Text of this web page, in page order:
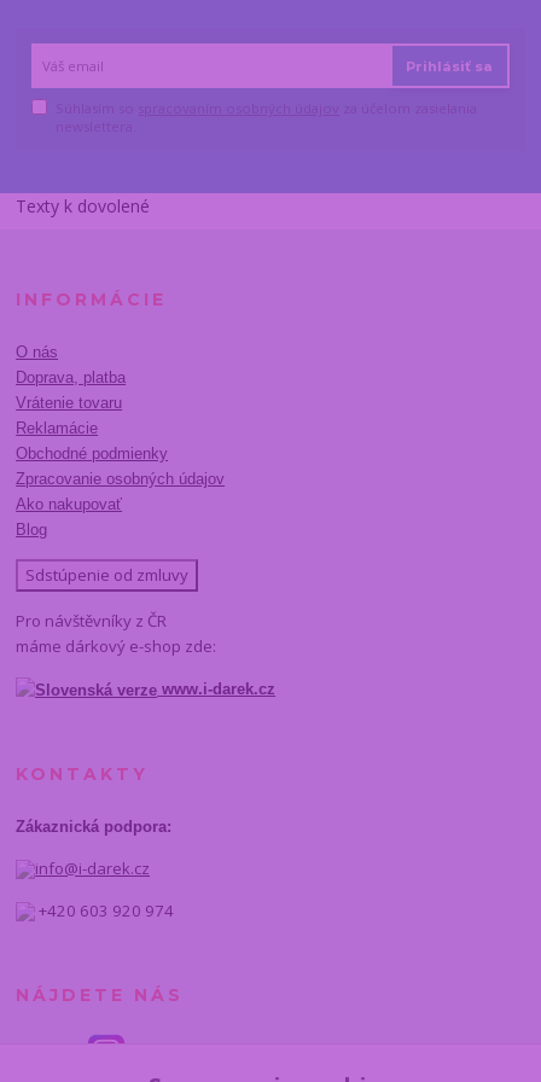
Prihlásiť sa
Texty k dovolené
INFORMÁCIE
O nás
Doprava, platba
Vrátenie tovaru
Reklamácie
Obchodné podmienky
Zpracovanie osobných údajov
Ako nakupovať
Blog
Sdstúpenie od zmluvy
Pro návštěvníky z ČR
máme dárkový e-shop zde:
www.i-darek.cz
KONTAKTY
Zákaznická podpora:
info@i-darek.cz
+420 603 920 974
NÁJDETE NÁS